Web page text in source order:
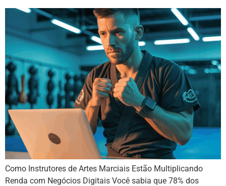
Como Instrutores de Artes Marciais Estão Multiplicando
Renda com Negócios Digitais Você sabia que 78% dos